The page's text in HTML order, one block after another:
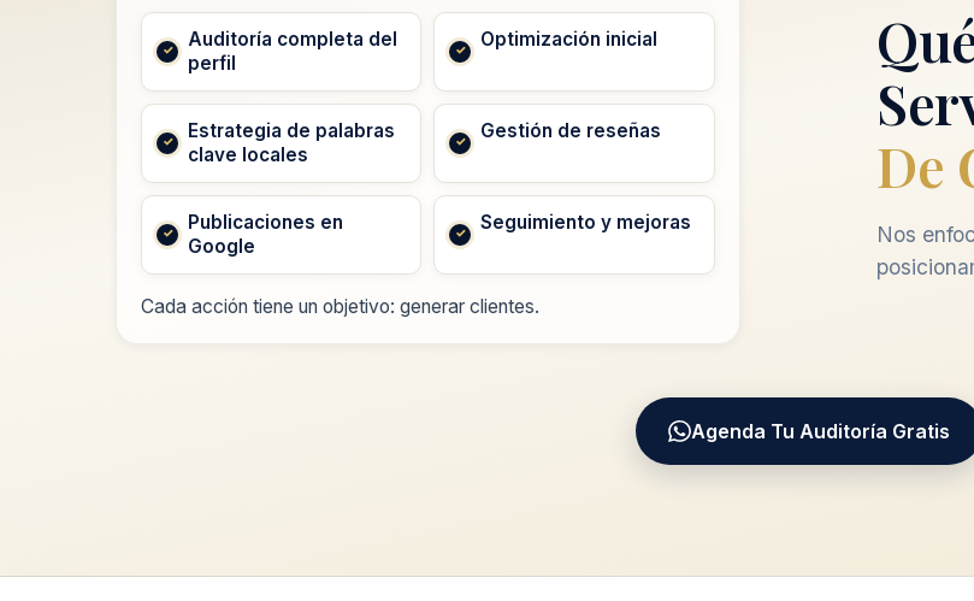
De
Nos
Auditoría completa del
perfil
Optimización inicial
Estrategia de palabras
clave locales
Gestión de reseñas
Publicaciones en
Google
Seguimiento y mejoras
Cada acción tiene un objetivo: generar clientes.
Agenda Tu Auditoría Gratis